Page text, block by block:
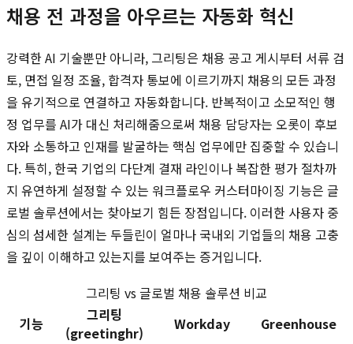
채용 전 과정을 아우르는 자동화 혁신
강력한 AI 기술뿐만 아니라, 그리팅은 채용 공고 게시부터 서류 검
토, 면접 일정 조율, 합격자 통보에 이르기까지 채용의 모든 과정
을 유기적으로 연결하고 자동화합니다. 반복적이고 소모적인 행
정 업무를 AI가 대신 처리해줌으로써 채용 담당자는 오롯이 후보
자와 소통하고 인재를 발굴하는 핵심 업무에만 집중할 수 있습니
다. 특히, 한국 기업의 다단계 결재 라인이나 복잡한 평가 절차까
지 유연하게 설정할 수 있는 워크플로우 커스터마이징 기능은 글
로벌 솔루션에서는 찾아보기 힘든 장점입니다. 이러한 사용자 중
심의 섬세한 설계는 두들린이 얼마나 국내외 기업들의 채용 고충
을 깊이 이해하고 있는지를 보여주는 증거입니다.
그리팅 vs 글로벌 채용 솔루션 비교
기능
그리팅
(greetinghr)
Workday Greenhouse